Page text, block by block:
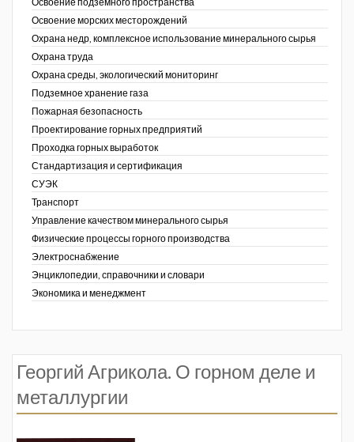
Освоение морских месторождений
Охрана недр, комплексное использование минерального сырья
Охрана труда
Охрана среды, экологический мониторинг
Подземное хранение газа
Пожарная безопасность
Проектирование горных предприятий
Проходка горных выработок
Стандартизация и сертификация
СУЭК
Транспорт
Управление качеством минерального сырья
Физические процессы горного производства
Электроснабжение
Энциклопедии, справочники и словари
Экономика и менеджмент
Георгий Агрикола. О горном деле и
металлургии